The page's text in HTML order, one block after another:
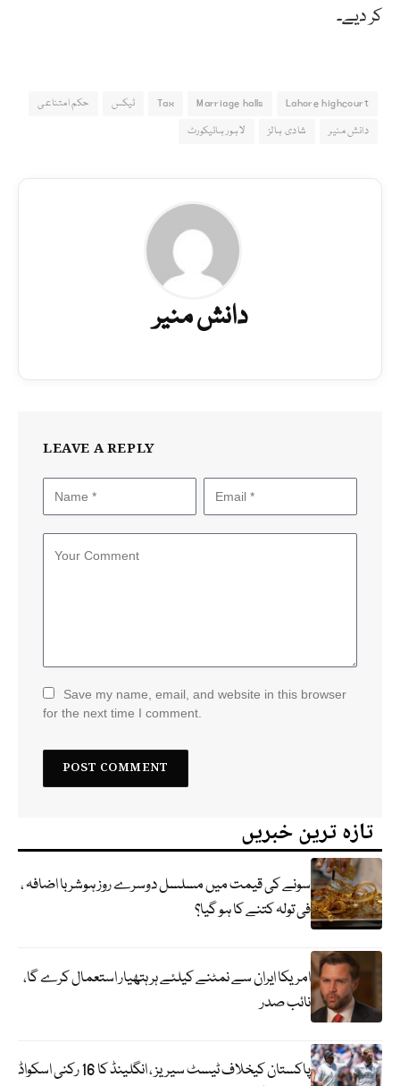
کر دیے۔
Lahore highcourt
Marriage halls
Tax ٹیکس
حکم امتناعی
دانش منیر
شادی ہالز لاہور ہائیکورٹ
دانش منیر
LEAVE A REPLY
Save my name, email, and website in this browser
for the next time I comment.
تازہ ترین خبریں
سونے کی قیمت میں مسلسل دوسرے روز ہوشربا اضافہ ،
فی تولہ کتنے کا ہو گیا؟
امریکا ایران سے نمٹنے کیلئے ہر ہتھیار استعمال کرے گا،
نائب صدر
پاکستان کیخلاف ٹیسٹ سیریز ، انگلینڈ کا 16 رکنی اسکواڈ